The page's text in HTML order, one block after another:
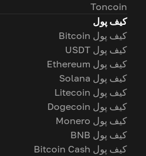
Toncoin
کیف پول
کیف پول Bitcoin
کیف پول USDT
کیف پول Ethereum
کیف پول Solana
کیف پول Litecoin
کیف پول Dogecoin
کیف پول Monero
کیف پول BNB
کیف پول Bitcoin Cash